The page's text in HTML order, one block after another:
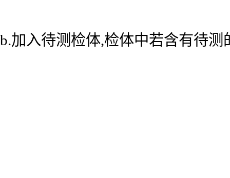
b.加入待测检体,检体中若含有待